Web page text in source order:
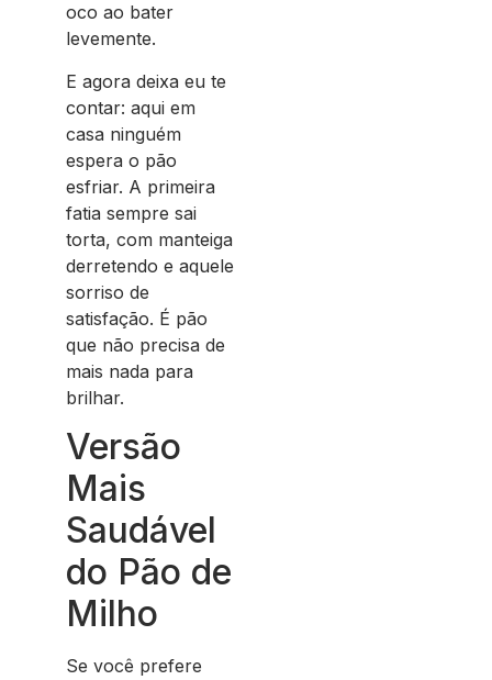
oco ao bater
levemente.
E agora deixa eu te
contar: aqui em
casa ninguém
espera o pão
esfriar. A primeira
fatia sempre sai
torta, com manteiga
derretendo e aquele
sorriso de
satisfação. É pão
que não precisa de
mais nada para
brilhar.
Versão
Mais
Saudável
do Pão de
Milho
Se você prefere